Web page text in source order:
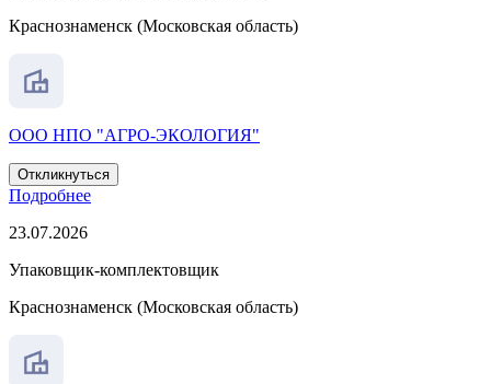
Краснознаменск (Московская область)
ООО НПО "АГРО-ЭКОЛОГИЯ"
Откликнуться
Подробнее
23.07.2026
Упаковщик-комплектовщик
Краснознаменск (Московская область)